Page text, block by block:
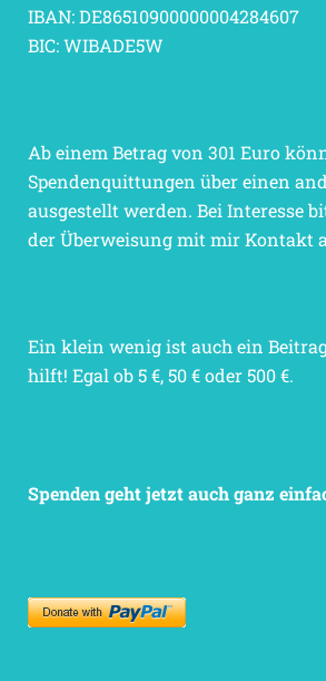
IBAN: DE86510900000004284607
BIC: WIBADE5W
Ab einem Betrag von 301 Euro
Spendenquittungen über einen
ausgestellt werden. Bei Interesse
der Überweisung mit mir Kontakt
Ein klein wenig ist auch ein
hilft! Egal ob 5 €, 50 € oder 500 €.
Spenden geht jetzt auch ganz